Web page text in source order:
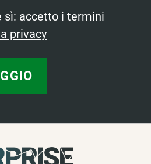
sì: accetto i termini
privacy